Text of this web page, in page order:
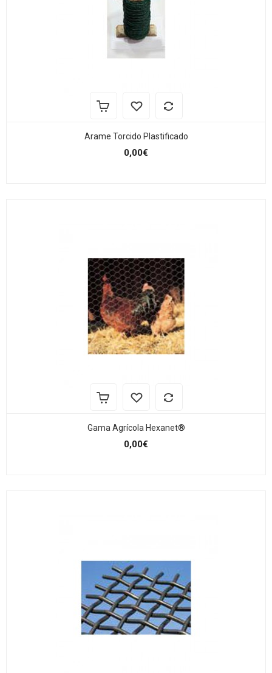
Arame Torcido Plastificado
0,00€
Gama Agrícola Hexanet®
0,00€